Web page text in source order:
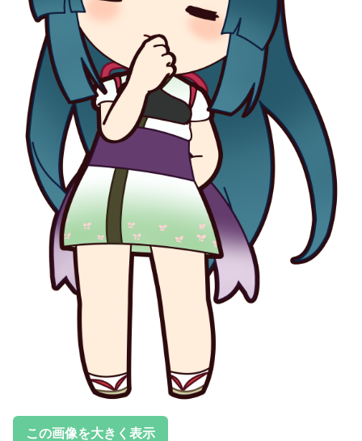
この画像を大きく表示